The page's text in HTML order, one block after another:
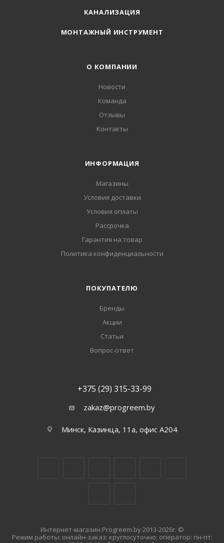
КАНАЛИЗАЦИЯ
МОНТАЖНЫЙ ИНСТРУМЕНТ
О КОМПАНИИ
Новости
Команда
Отзывы
Контакты
ИНФОРМАЦИЯ
Магазины
Условия доставки
Условия оплаты
Рассрочка
Гарантия на товар
Политика конфиденциальности
ПОКУПАТЕЛЮ
Бренды
Акции
Статьи
Вопрос-ответ
+375 (29) 315-33-99
zakaz@progreem.by
Минск, Казинца, 11а, офис А204
Интернет-магазин Progreem.by 2013-2026г. ©
Режим работы: онлайн-заказ: круглосуточно; оператор: пн-пт: